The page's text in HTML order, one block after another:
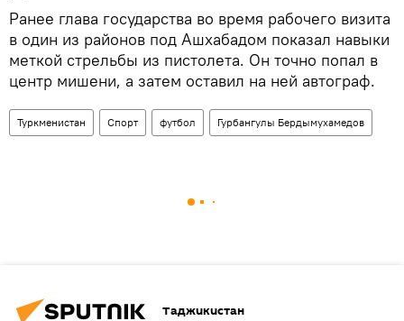
Ранее глава государства во время рабочего визита
в один из районов под Ашхабадом показал навыки
меткой стрельбы из пистолета. Он точно попал в
центр мишени, а затем оставил на ней автограф.
Туркменистан Спорт футбол Гурбангулы Бердымухамедов
Таджикистан